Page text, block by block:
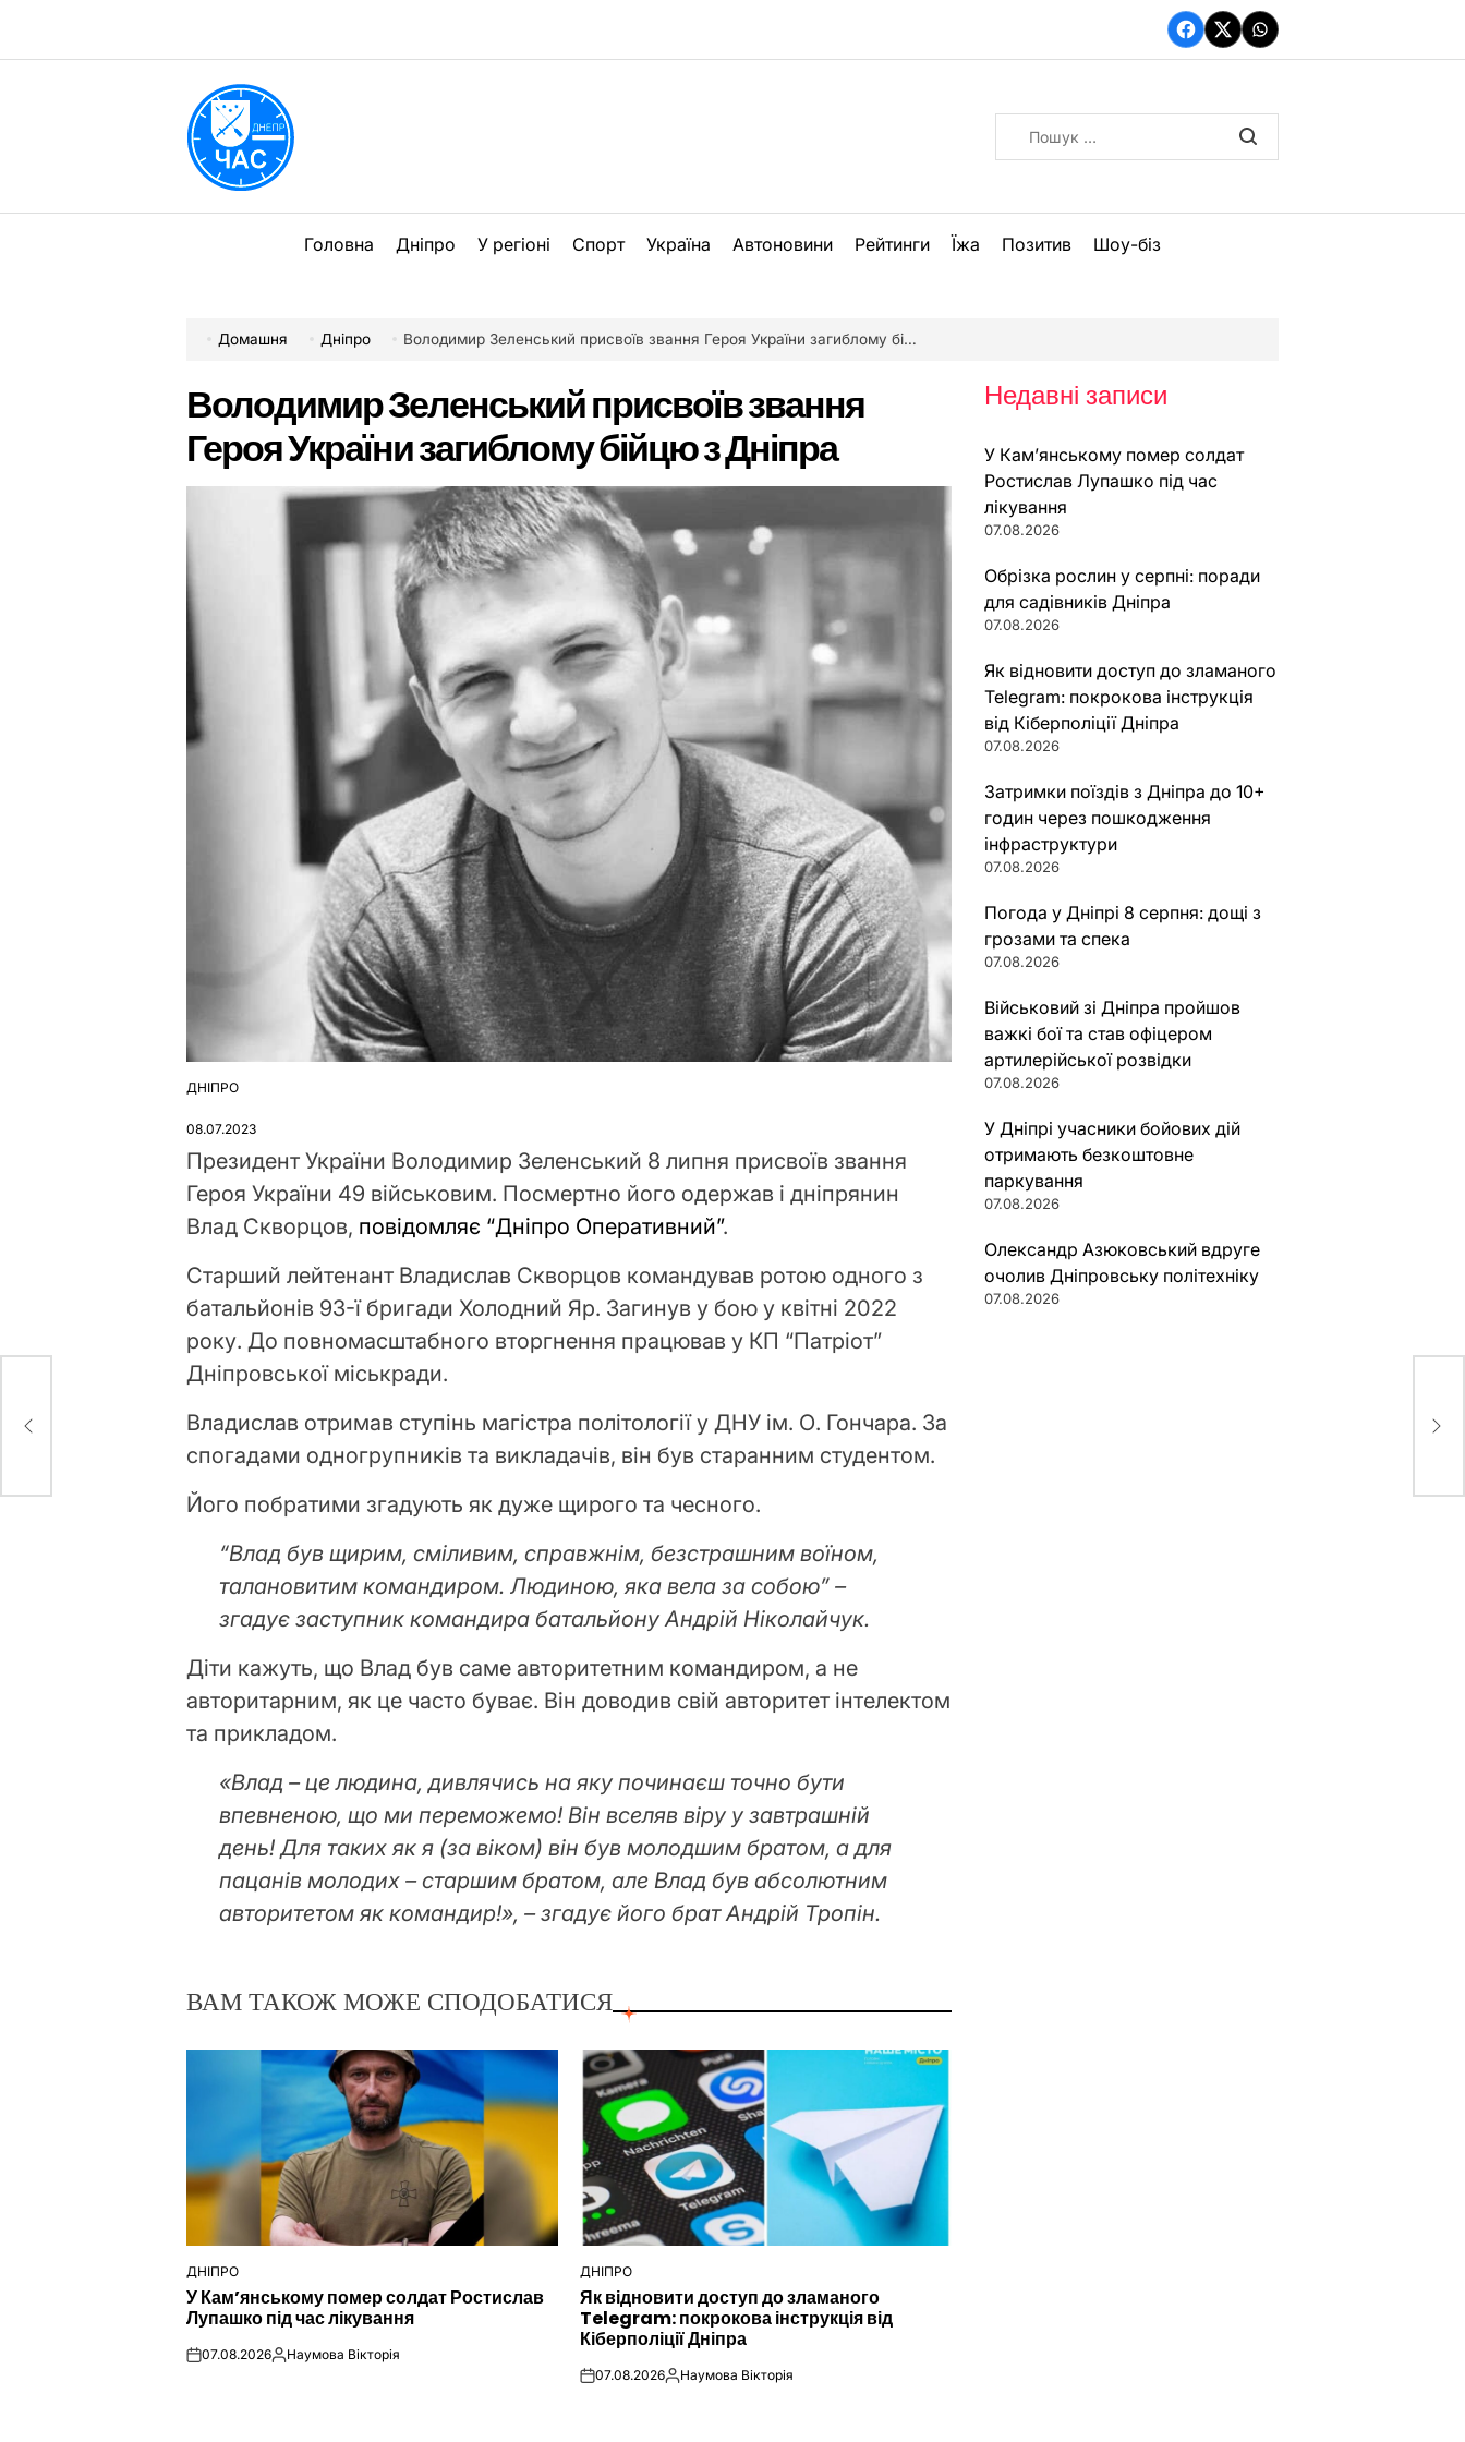
вмісту
Facebook
TwitterWhatsApp
Головна Дніпро У регіоні Спорт Україна Автоновини Рейтинги Їжа Позитив Шоу-біз
Домашня Дніпро Володимир Зеленський присвоїв звання Героя України загиблому бійцю з Дніпра
Володимир Зеленський присвоїв звання
Героя України загиблому бійцю з Дніпра
ОПУБЛІКУВАТИ
ДНІПРО
08.07.2023
Президент України Володимир Зеленський 8 липня присвоїв звання
Героя України 49 військовим. Посмертно його одержав і дніпрянин
Влад Скворцов, повідомляє “Дніпро Оперативний”.
Старший лейтенант Владислав Скворцов командував ротою одного з
батальйонів 93-ї бригади Холодний Яр. Загинув у бою у квітні 2022
року. До повномасштабного вторгнення працював у КП “Патріот”
Дніпровської міськради.
Владислав отримав ступінь магістра політології у ДНУ ім. О. Гончара. За
спогадами одногрупників та викладачів, він був старанним студентом.
Його побратими згадують як дуже щирого та чесного.
“Влад був щирим, сміливим, справжнім, безстрашним воїном,
талановитим командиром. Людиною, яка вела за собою” –
згадує заступник командира батальйону Андрій Ніколайчук.
Діти кажуть, що Влад був саме авторитетним командиром, а не
авторитарним, як це часто буває. Він доводив свій авторитет інтелектом
та прикладом.
«Влад – це людина, дивлячись на яку починаєш точно бути
впевненою, що ми переможемо! Він вселяв віру у завтрашній
день! Для таких як я (за віком) він був молодшим братом, а для
пацанів молодих – старшим братом, але Влад був абсолютним
авторитетом як командир!», – згадує його брат Андрій Тропін.
ВАМ ТАКОЖ МОЖЕ СПОДОБАТИСЯ
ОПУБЛІКУВАТИ
У
ДНІПРО
У Кам’янському помер солдат Ростислав
Лупашко під час лікування
on07.08.2026Опубліковано
Наумова Вікторія
ОПУБЛІКУВАТИ
У
ДНІПРО
Як відновити доступ до зламаного
Telegram: покрокова інструкція від
Кіберполіції Дніпра
on07.08.2026Опубліковано
Наумова Вікторія
Недавні записи
У Кам’янському помер солдат
Ростислав Лупашко під час
лікування
07.08.2026
Обрізка рослин у серпні: поради
для садівників Дніпра
07.08.2026
Як відновити доступ до зламаного
Telegram: покрокова інструкція
від Кіберполіції Дніпра
07.08.2026
Затримки поїздів з Дніпра до 10+
годин через пошкодження
інфраструктури
07.08.2026
Погода у Дніпрі 8 серпня: дощі з
грозами та спека
07.08.2026
Військовий зі Дніпра пройшов
важкі бої та став офіцером
артилерійської розвідки
07.08.2026
У Дніпрі учасники бойових дій
отримають безкоштовне
паркування
07.08.2026
Олександр Азюковський вдруге
очолив Дніпровську політехніку
07.08.2026